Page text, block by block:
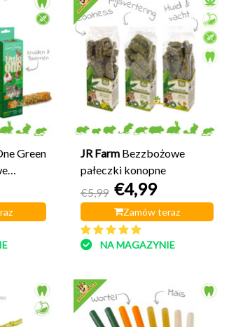
Green
JR Farm Bezzbożowe
pałeczki konopne
€5,99 €4,99
Zamów teraz
NA MAGAZYNIE